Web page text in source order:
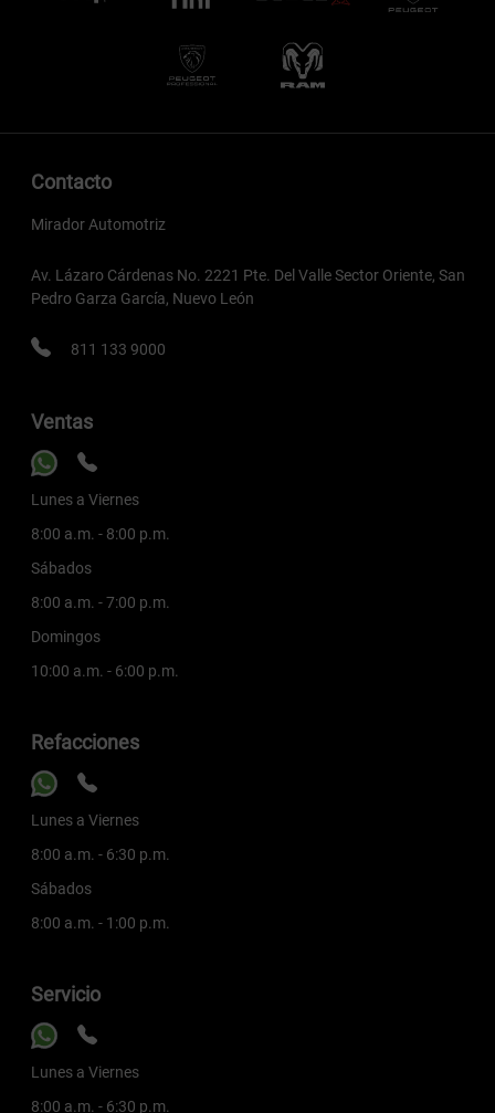
Contacto
Mirador Automotriz
Av. Lázaro Cárdenas No. 2221 Pte. Del Valle Sector Oriente, San
Pedro Garza García, Nuevo León
811 133 9000
Ventas
Lunes a Viernes
8:00 a.m. - 8:00 p.m.
Sábados
8:00 a.m. - 7:00 p.m.
Domingos
10:00 a.m. - 6:00 p.m.
Refacciones
Lunes a Viernes
8:00 a.m. - 6:30 p.m.
Sábados
8:00 a.m. - 1:00 p.m.
Servicio
Lunes a Viernes
8:00 a.m. - 6:30 p.m.